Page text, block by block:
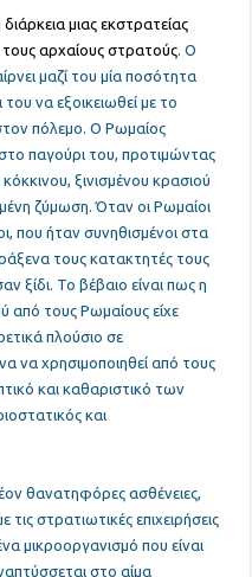
μιας εκστρατείας
αρχαίους στρατούς. Ο
μαζί του μία ποσότητα
να εξοικειωθεί με το
πόλεμο. Ο Ρωμαίος
παγούρι του, προτιμώντας
ξινισμένου κρασιού
ζύμωση. Όταν οι Ρωμαίοι
που ήταν συνηθισμένοι στα
τους κατακτητές τους
ξίδι. Το βέβαιο είναι πως η
από τους Ρωμαίους είχε
πλούσιο σε
να χρησιμοποιηθεί από τους
και καθαριστικό των
και
θανατηφόρες ασθένειες,
στρατιωτικές επιχειρήσεις
μικροοργανισμό που είναι
στο αίμα